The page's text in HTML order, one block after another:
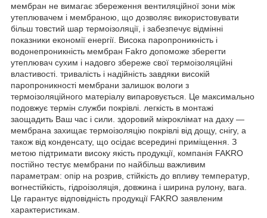
мембран не вимагає збереження вентиляційної зони між
утеплювачем і мембраною, що дозволяє використовувати
більш товстий шар термоізоляції, і забезпечує відмінні
показники економії енергії. Висока паропроникність і
водонепроникність мембран Fakro допоможе зберегти
утеплювач сухим і надовго збереже свої термоізоляційні
властивості. тривалість і надійність завдяки високій
паропроникності мембрани залишок вологи з
термоізоляційного матеріалу випаровується. Це максимально
подовжує термін служби покрівлі. легкість в монтажі
заощадить Ваш час і сили. здоровий мікроклімат на даху —
мембрана захищає термоізоляцію покрівлі від дощу, снігу, а
також від конденсату, що осідає всередині приміщення. З
метою підтримати високу якість продукції, компанія FAKRO
постійно тестує мембрани по найбільш важливим
параметрам: опір на розрив, стійкість до впливу температур,
вогнестійкість, гідроізоляція, довжина і ширина рулону, вага.
Це гарантує відповідність продукції FAKRO заявленим
характеристикам.